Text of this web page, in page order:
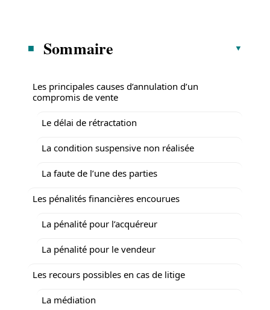
Sommaire
Les principales causes d’annulation d’un
compromis de vente
Le délai de rétractation
La condition suspensive non réalisée
La faute de l’une des parties
Les pénalités financières encourues
La pénalité pour l’acquéreur
La pénalité pour le vendeur
Les recours possibles en cas de litige
La médiation